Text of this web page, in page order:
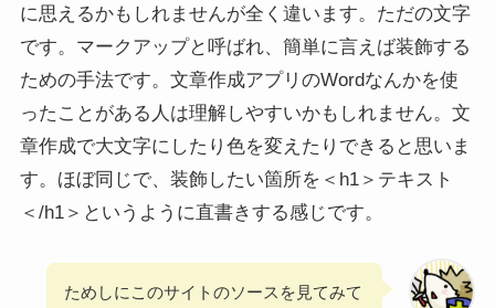
に思えるかもしれませんが全く違います。ただの文字
です。マークアップと呼ばれ、簡単に言えば装飾する
ための手法です。文章作成アプリのWordなんかを使
ったことがある人は理解しやすいかもしれません。文
章作成で大文字にしたり色を変えたりできると思いま
す。ほぼ同じで、装飾したい箇所を＜h1＞テキスト
＜/h1＞というように直書きする感じです。
ためしにこのサイトのソースを見てみて